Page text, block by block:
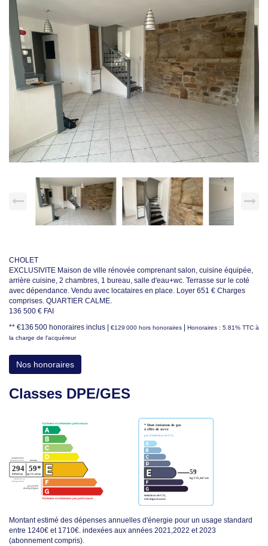
CHOLET
EXCLUSIVITE Maison de ville rénovée comprenant salon, cuisine équipée,
arrière cuisine, 2 chambres, 1 bureau, salle d'eau+wc. Terrasse sur le coté
avec dépendance. Vendu avec locataires en place. Loyer 651 € Charges
comprises. QUARTIER CALME.
136 500 € FAI
** €136 500 honoraires inclus €129 000 hors honoraires
Honoraires : 5.81% TTC à
la charge de l'acquéreur
Nos honoraires
Classes DPE/GES
Montant estimé des dépenses annuelles d'énergie pour un usage standard
entre 1240€ et 1710€. indexées aux années 2021,2022 et 2023
(abonnement compris).